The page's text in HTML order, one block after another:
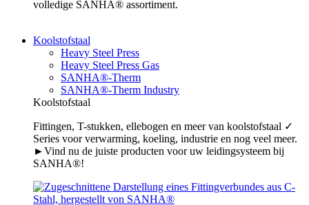
volledige SANHA® assortiment.
Koolstofstaal
Heavy Steel Press
Heavy Steel Press Gas
SANHA®-Therm
SANHA®-Therm Industry
Koolstofstaal
Fittingen, T-stukken, ellebogen en meer van koolstofstaal ✓
Series voor verwarming, koeling, industrie en nog veel meer.
►Vind nu de juiste producten voor uw leidingsysteem bij
SANHA®!